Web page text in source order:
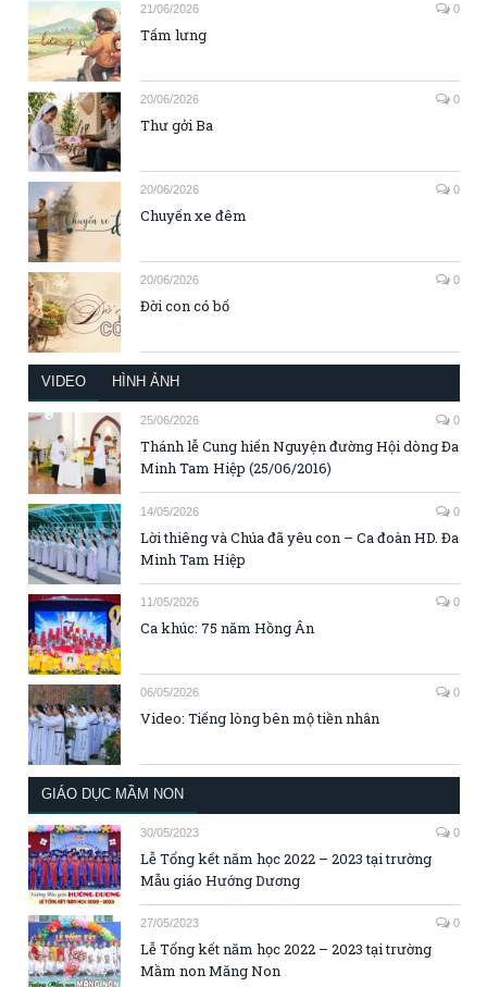
21/06/2026 0
Tấm lưng
20/06/2026 0
Thư gởi Ba
20/06/2026 0
Chuyến xe đêm
20/06/2026 0
Đời con có bố
VIDEO HÌNH ẢNH
25/06/2026 0
Thánh lễ Cung hiến Nguyện đường Hội dòng Đa
Minh Tam Hiệp (25/06/2016)
14/05/2026 0
Lời thiêng và Chúa đã yêu con – Ca đoàn HD. Đa
Minh Tam Hiệp
11/05/2026 0
Ca khúc: 75 năm Hồng Ân
06/05/2026 0
Video: Tiếng lòng bên mộ tiền nhân
GIÁO DỤC MẦM NON
30/05/2023 0
Lễ Tổng kết năm học 2022 – 2023 tại trường
Mẫu giáo Hướng Dương
27/05/2023 0
Lễ Tổng kết năm học 2022 – 2023 tại trường
Mầm non Măng Non